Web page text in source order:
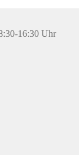
16:30 Uhr